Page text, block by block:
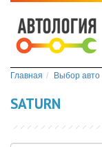
Главная Выбор авто
SATURN